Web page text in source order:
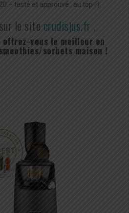
– testé et approuvé : au top ! )
le site crudisjus.fr ,
offrez-vous le meilleur en
sorbets maison !